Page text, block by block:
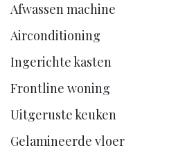
Afwassen machine
Airconditioning
Ingerichte kasten
Frontline woning
Uitgeruste keuken
Gelamineerde vloer